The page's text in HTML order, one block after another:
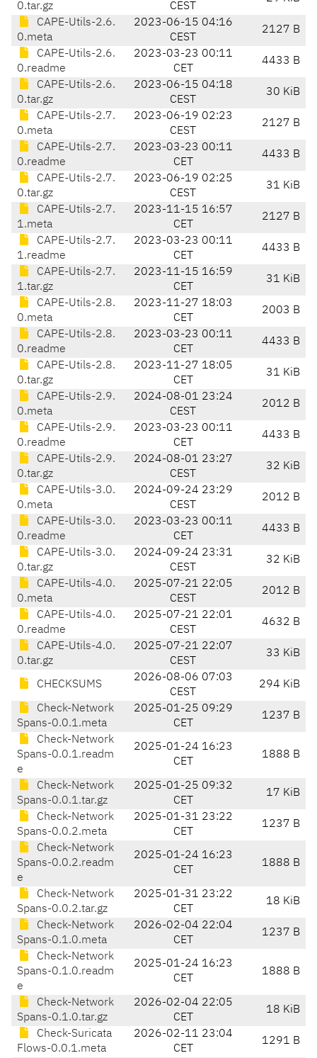
0.tar.gz CEST
CAPE-Utils-2.6.
0.meta
2023-06-15 04:16
CEST
2127 B
CAPE-Utils-2.6.
0.readme
2023-03-23 00:11
CET
4433 B
CAPE-Utils-2.6.
0.tar.gz
2023-06-15 04:18
CEST
30 KiB
CAPE-Utils-2.7.
0.meta
2023-06-19 02:23
CEST
2127 B
CAPE-Utils-2.7.
0.readme
2023-03-23 00:11
CET
4433 B
CAPE-Utils-2.7.
0.tar.gz
2023-06-19 02:25
CEST
31 KiB
CAPE-Utils-2.7.
1.meta
2023-11-15 16:57
CET
2127 B
CAPE-Utils-2.7.
1.readme
2023-03-23 00:11
CET
4433 B
CAPE-Utils-2.7.
1.tar.gz
2023-11-15 16:59
CET
31 KiB
CAPE-Utils-2.8.
0.meta
2023-11-27 18:03
CET
2003 B
CAPE-Utils-2.8.
0.readme
2023-03-23 00:11
CET
4433 B
CAPE-Utils-2.8.
0.tar.gz
2023-11-27 18:05
CET
31 KiB
CAPE-Utils-2.9.
0.meta
2024-08-01 23:24
CEST
2012 B
CAPE-Utils-2.9.
0.readme
2023-03-23 00:11
CET
4433 B
CAPE-Utils-2.9.
0.tar.gz
2024-08-01 23:27
CEST
32 KiB
CAPE-Utils-3.0.
0.meta
2024-09-24 23:29
CEST
2012 B
CAPE-Utils-3.0.
0.readme
2023-03-23 00:11
CET
4433 B
CAPE-Utils-3.0.
0.tar.gz
2024-09-24 23:31
CEST
32 KiB
CAPE-Utils-4.0.
0.meta
2025-07-21 22:05
CEST
2012 B
CAPE-Utils-4.0.
0.readme
2025-07-21 22:01
CEST
4632 B
CAPE-Utils-4.0.
0.tar.gz
2025-07-21 22:07
CEST
33 KiB
CHECKSUMS
2026-08-06 07:03
CEST
294 KiB
Check-Network
Spans-0.0.1.meta
2025-01-25 09:29
CET
1237 B
Check-Network
Spans-0.0.1.readm
e
2025-01-24 16:23
CET
1888 B
Check-Network
Spans-0.0.1.tar.gz
2025-01-25 09:32
CET
17 KiB
Check-Network
Spans-0.0.2.meta
2025-01-31 23:22
CET
1237 B
Check-Network
Spans-0.0.2.readm
e
2025-01-24 16:23
CET
1888 B
Check-Network
Spans-0.0.2.tar.gz
2025-01-31 23:22
CET
18 KiB
Check-Network
Spans-0.1.0.meta
2026-02-04 22:04
CET
1237 B
Check-Network
Spans-0.1.0.readm
e
2025-01-24 16:23
CET
1888 B
Check-Network
Spans-0.1.0.tar.gz
2026-02-04 22:05
CET
18 KiB
Check-Suricata
Flows-0.0.1.meta
2026-02-11 23:04
CET
1291 B